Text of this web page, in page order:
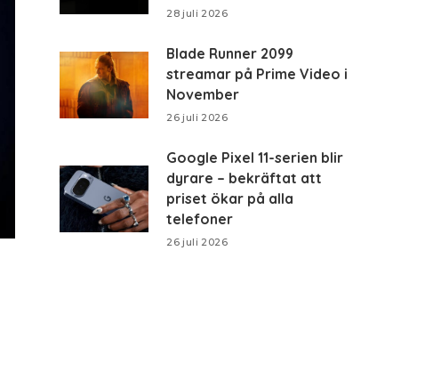
28 juli 2026
Blade Runner 2099
streamar på Prime Video i
November
26 juli 2026
Google Pixel 11-serien blir
dyrare – bekräftat att
priset ökar på alla
telefoner
26 juli 2026